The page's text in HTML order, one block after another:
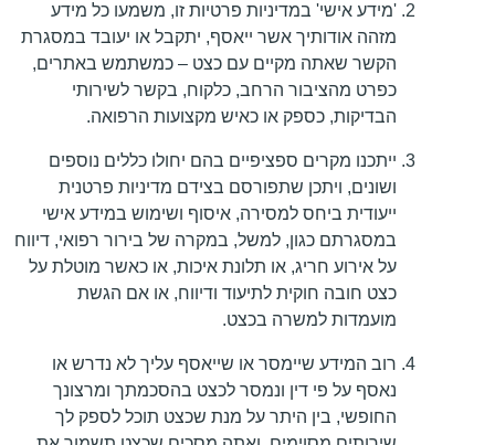
'מידע אישי' במדיניות פרטיות זו, משמעו כל מידע
מזהה אודותיך אשר ייאסף, יתקבל או יעובד במסגרת
הקשר שאתה מקיים עם כצט – כמשתמש באתרים,
כפרט מהציבור הרחב, כלקוח, בקשר לשירותי
הבדיקות, כספק או כאיש מקצועות הרפואה.
ייתכנו מקרים ספציפיים בהם יחולו כללים נוספים
ושונים, ויתכן שתפורסם בצידם מדיניות פרטנית
ייעודית ביחס למסירה, איסוף ושימוש במידע אישי
במסגרתם כגון, למשל, במקרה של בירור רפואי, דיווח
על אירוע חריג, או תלונת איכות, או כאשר מוטלת על
כצט חובה חוקית לתיעוד ודיווח, או אם הגשת
מועמדות למשרה בכצט.
רוב המידע שיימסר או שייאסף עליך לא נדרש או
נאסף על פי דין ונמסר לכצט בהסכמתך ומרצונך
החופשי, בין היתר על מנת שכצט תוכל לספק לך